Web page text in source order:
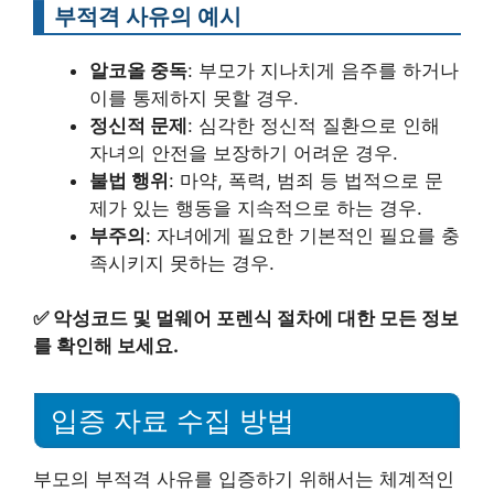
부적격 사유의 예시
알코올 중독: 부모가 지나치게 음주를 하거나
이를 통제하지 못할 경우.
정신적 문제: 심각한 정신적 질환으로 인해
자녀의 안전을 보장하기 어려운 경우.
불법 행위: 마약, 폭력, 범죄 등 법적으로 문
제가 있는 행동을 지속적으로 하는 경우.
부주의: 자녀에게 필요한 기본적인 필요를 충
족시키지 못하는 경우.
✅ 악성코드 및 멀웨어 포렌식 절차에 대한 모든 정보
를 확인해 보세요.
입증 자료 수집 방법
부모의 부적격 사유를 입증하기 위해서는 체계적인